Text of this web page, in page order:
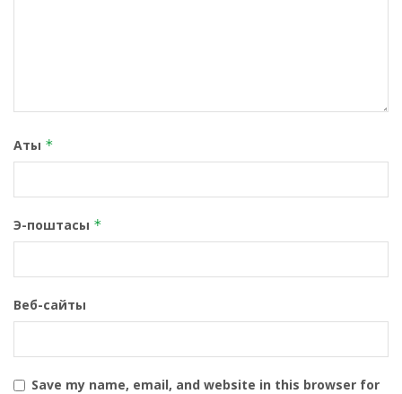
Аты *
Э-поштасы *
Веб-сайты
Save my name, email, and website in this browser for